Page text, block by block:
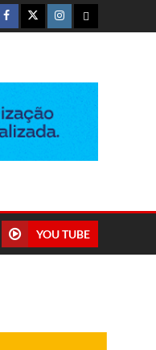
YOU TUBE